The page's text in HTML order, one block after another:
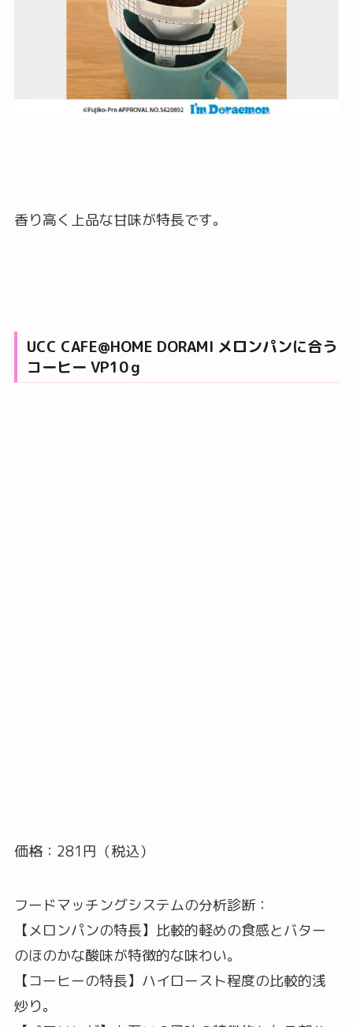
香り高く上品な甘味が特長です。
UCC CAFE@HOME DORAMI メロンパンに合う
コーヒー VP10ｇ
価格：281円（税込）
フードマッチングシステムの分析診断：
【メロンパンの特長】比較的軽めの食感とバター
のほのかな酸味が特徴的な味わい。
【コーヒーの特長】ハイロースト程度の比較的浅
炒り。